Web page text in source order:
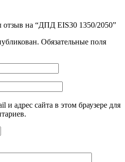
отзыв на “ДПД EIS30 1350/2050”
Обязательные поля
и адрес сайта в этом браузере для